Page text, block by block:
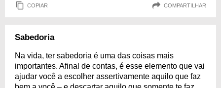
COPIAR COMPARTILHAR
Sabedoria
Na vida, ter sabedoria é uma das coisas mais
importantes. Afinal de contas, é esse elemento que vai
ajudar você a escolher assertivamente aquilo que faz